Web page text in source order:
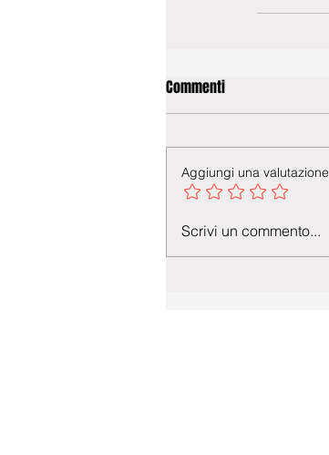
Commenti
Aggiungi una valutazione
Scrivi un commento...